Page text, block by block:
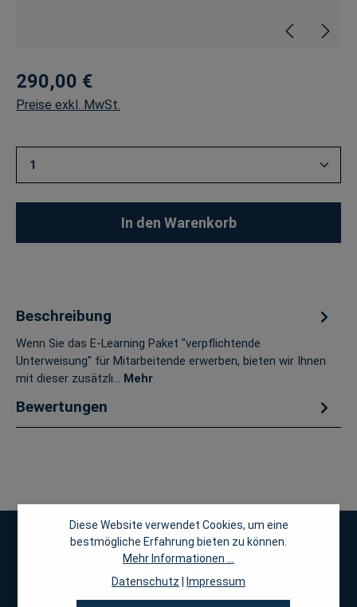
290,00 €
Preise exkl. MwSt.
Produkt Anzahl: Gib den gewünschten Wert ein
In den Warenkorb
Beschreibung
Wenn Sie das E-Learning Paket "verpflichtende
Unterweisung" für Mitarbeitende erwerben, bieten wir Ihnen
mit dieser zusätzli… Mehr
Bewertungen
Diese Website verwendet Cookies, um eine
bestmögliche Erfahrung bieten zu können.
Mehr Informationen ...
Datenschutz
Impressum